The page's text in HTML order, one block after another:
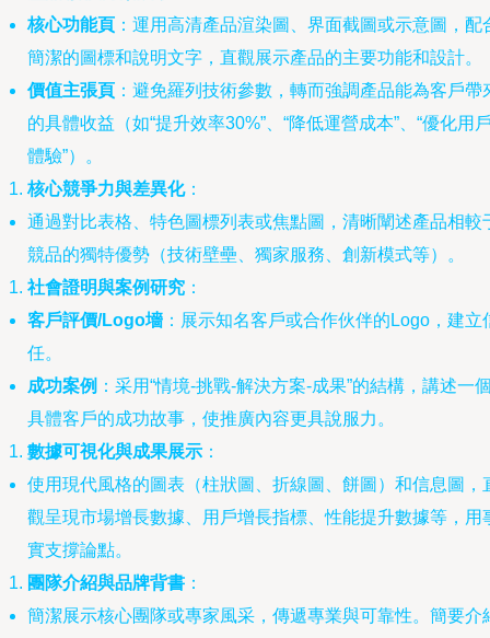
核心功能頁 ：運用高清產品渲染圖、界面截圖或示意圖，配
簡潔的圖標和說明文字，直觀展示產品的主要功能和設計。
價值主張頁 ：避免羅列技術參數，轉而強調產品能為客戶帶
的具體收益（如“提升效率30%”、“降低運營成本”、“優化用
體驗”）。
核心競爭力與差異化：
通過對比表格、特色圖標列表或焦點圖，清晰闡述產品相較
競品的獨特優勢（技術壁壘、獨家服務、創新模式等）。
社會證明與案例研究 ：
客戶評價/Logo墻 ：展示知名客戶或合作伙伴的Logo，建立
任。
成功案例 ：采用“情境-挑戰-解決方案-成果”的結構，講述一
具體客戶的成功故事，使推廣內容更具說服力。
數據可視化與成果展示 ：
使用現代風格的圖表（柱狀圖、折線圖、餅圖）和信息圖，
觀呈現市場增長數據、用戶增長指標、性能提升數據等，用
實支撐論點。
團隊介紹與品牌背書 ：
簡潔展示核心團隊或專家風采，傳遞專業與可靠性。簡要介